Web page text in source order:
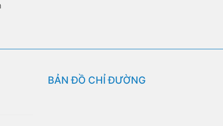
BẢN ĐỒ CHỈ ĐƯỜNG